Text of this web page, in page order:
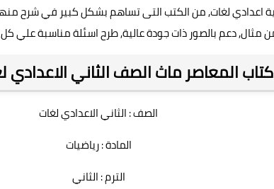
اعدادي لغات, من الكتب التى تساهم بشكل كبير في شرح
دعم بالصور ذات جودة عالية, طرح اسئلة مناسبة علي
المعاصر ماث الصف الثاني الاعدادي لغات
الصف : الثاني الاعدادي لغات
المادة : رياضيات
الترم : الثاني